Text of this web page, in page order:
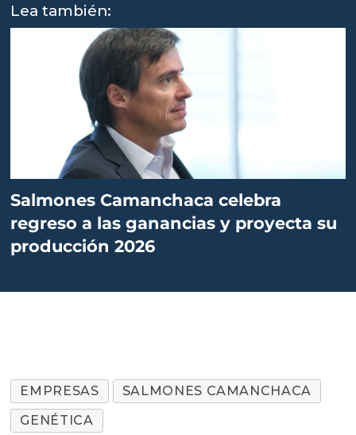
Lea también:
Salmones Camanchaca celebra
regreso a las ganancias y proyecta su
producción 2026
EMPRESAS
SALMONES CAMANCHACA
GENÉTICA